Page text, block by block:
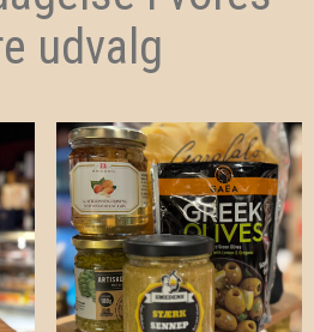
udvalg